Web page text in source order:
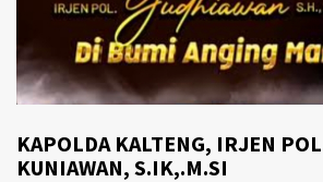
KAPOLDA KALTENG, IRJEN
KUNIAWAN, S.IK,.M.SI